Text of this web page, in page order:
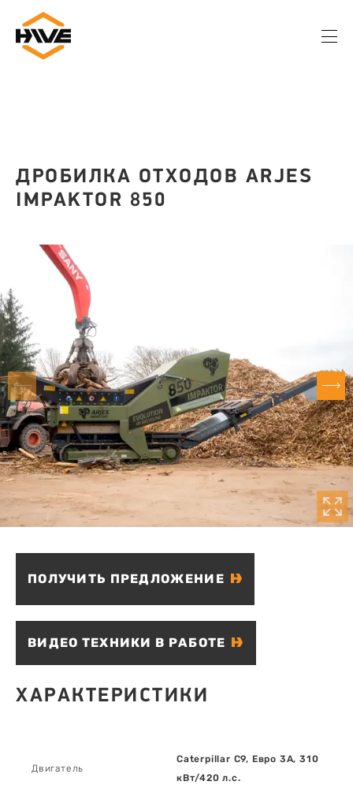
ХАРАКТЕРИСТИКИ
Двигатель
Caterpillar C9, Евро 3А, 310
кВт/420 л.с.
ДРОБИЛКА ОТХОДОВ ARJES
IMPAKTOR 850
ПОЛУЧИТЬ ПРЕДЛОЖЕНИЕ
ВИДЕО ТЕХНИКИ В РАБОТЕ